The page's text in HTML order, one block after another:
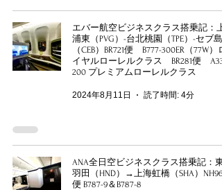
エバー航空ビジネスクラス搭乗記：
浦東（PVG）-台北桃園（TPE）-セブ島
（CEB）BR721便 B777-300ER（77W）ロ
イヤルローレルクラス BR281便
200 プレミアムローレルクラス
2024年8月11日 読了時間: 4分
ANA全日空ビジネスクラス搭乗記：東
羽田（HND）→上海虹橋（SHA）NH969
便 B787-9＆B787-8